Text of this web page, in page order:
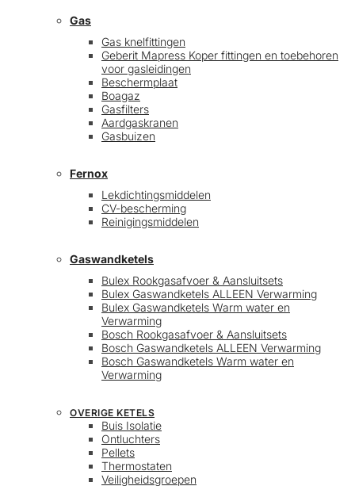
Gas
Gas knelfittingen
Geberit Mapress Koper fittingen en toebehoren
voor gasleidingen
Beschermplaat
Boagaz
Gasfilters
Aardgaskranen
Gasbuizen
Fernox
Lekdichtingsmiddelen
CV-bescherming
Reinigingsmiddelen
Gaswandketels
Bulex Rookgasafvoer & Aansluitsets
Bulex Gaswandketels ALLEEN Verwarming
Bulex Gaswandketels Warm water en
Verwarming
Bosch Rookgasafvoer & Aansluitsets
Bosch Gaswandketels ALLEEN Verwarming
Bosch Gaswandketels Warm water en
Verwarming
OVERIGE KETELS
Buis Isolatie
Ontluchters
Pellets
Thermostaten
Veiligheidsgroepen